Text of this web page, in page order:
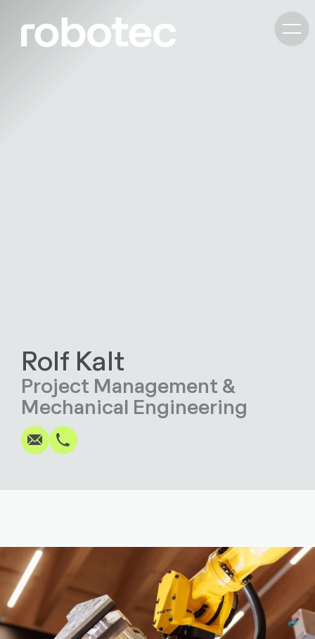
Rolf Kalt
Project Management &
Mechanical Engineering
Write Copy
Call Copy